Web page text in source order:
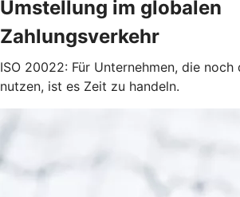
Umstellung im globalen
Zahlungsverkehr
ISO 20022: Für Unternehmen, die noch
nutzen, ist es Zeit zu handeln.